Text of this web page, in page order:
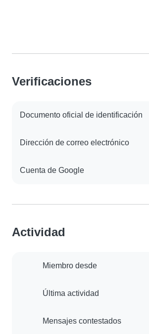
Verificaciones
Documento oficial de identificación
Dirección de correo electrónico
Cuenta de Google
Actividad
Miembro desde
Última actividad
Mensajes contestados